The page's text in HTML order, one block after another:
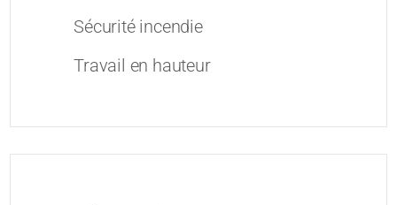
Sécurité incendie
Travail en hauteur